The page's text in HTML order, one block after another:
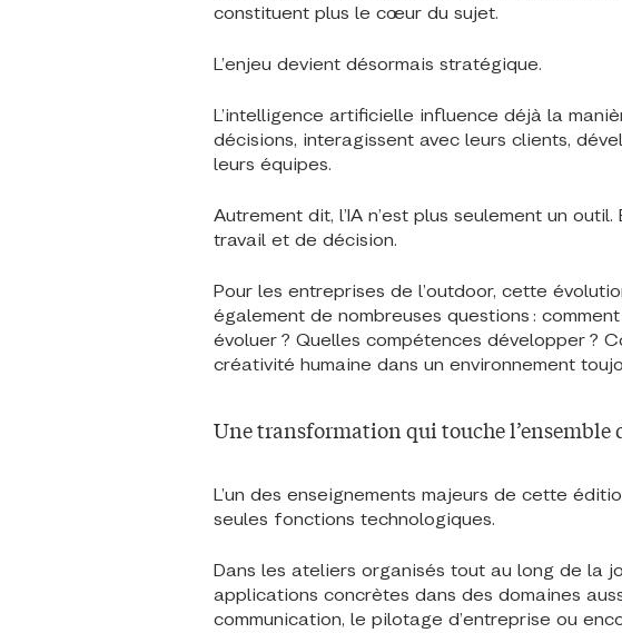
constituent plus le cœur du sujet.
L’enjeu devient désormais stratégique.
L’intelligence artificielle influence déjà la
décisions, interagissent avec leurs clients,
leurs équipes.
Autrement dit, l’IA n’est plus seulement un
travail et de décision.
Pour les entreprises de l’outdoor, cette
également de nombreuses questions :
évoluer ? Quelles compétences développer ?
créativité humaine dans un environnement
Une transformation qui touche l’ensemble
L’un des enseignements majeurs de cette
seules fonctions technologiques.
Dans les ateliers organisés tout au long de la
applications concrètes dans des domaines
communication, le pilotage d’entreprise ou